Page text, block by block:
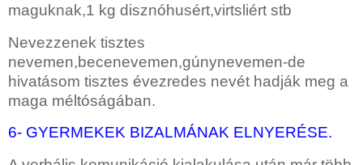
maguknak,1 kg disznóhusért,virtsliért stb
Nevezzenek tisztes
nevemen,becenevemen,gúnynevemen-de
hivatásom tisztes évezredes nevét hadják meg a
maga méltóságában.
6- GYERMEKEK BIZALMÁNAK ELNYERÉSE.